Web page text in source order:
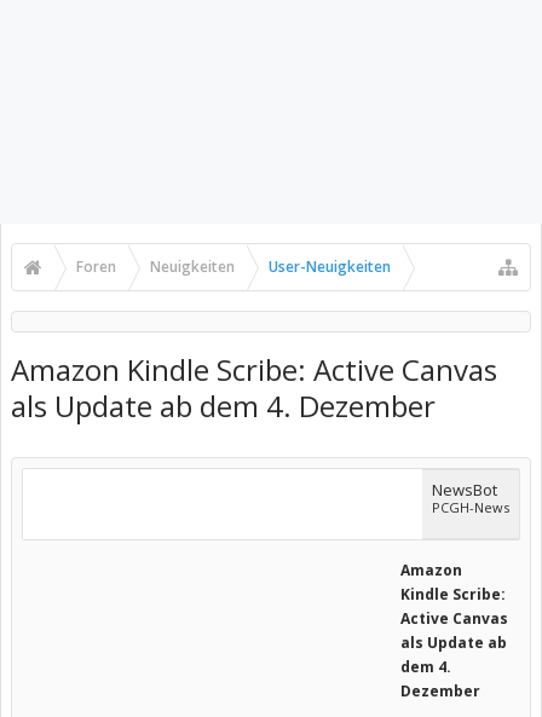
Foren Neuigkeiten User-Neuigkeiten
Amazon Kindle Scribe: Active Canvas
als Update ab dem 4. Dezember
NewsBot
PCGH-News
Amazon
Kindle Scribe:
Active Canvas
als Update ab
dem 4.
Dezember